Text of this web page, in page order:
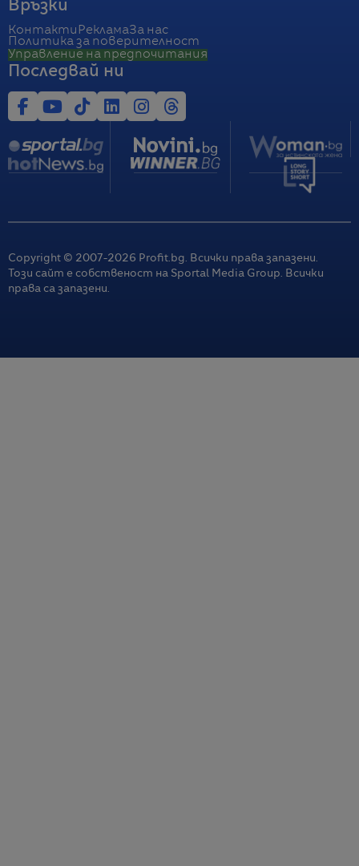
Връзки
Контакти РекламаЗа нас
Политика за поверителност
Управление на предпочитания
Последвай ни
Copyright © 2007-2026 Profit.bg. Всички права запазени.
Този сайт е собственост на Sportal Media Group. Всички
права са запазени.